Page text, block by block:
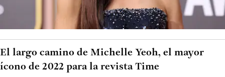
El largo camino de Michelle Yeoh, el mayor
ícono de 2022 para la revista Time